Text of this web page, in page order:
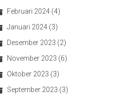
Februari 2024 (4)
Januari 2024 (3)
Desember 2023 (2)
November 2023 (6)
Oktober 2023 (3)
September 2023 (3)